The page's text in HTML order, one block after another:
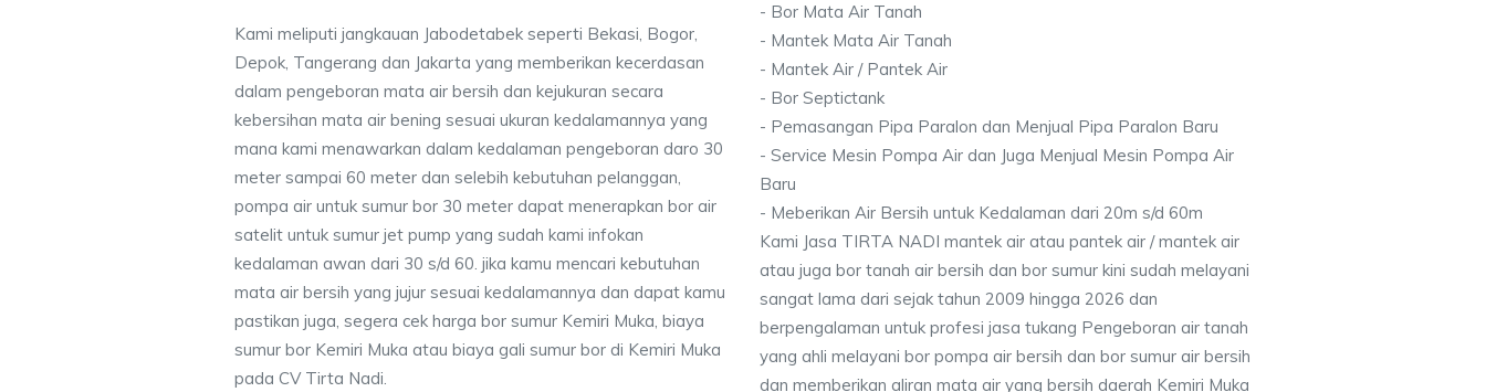
Kami meliputi jangkauan Jabodetabek seperti Bekasi, Bogor,
Depok, Tangerang dan Jakarta yang memberikan kecerdasan
dalam pengeboran mata air bersih dan kejukuran secara
kebersihan mata air bening sesuai ukuran kedalamannya yang
mana kami menawarkan dalam kedalaman pengeboran daro 30
meter sampai 60 meter dan selebih kebutuhan pelanggan,
pompa air untuk sumur bor 30 meter dapat menerapkan bor air
satelit untuk sumur jet pump yang sudah kami infokan
kedalaman awan dari 30 s/d 60. jika kamu mencari kebutuhan
mata air bersih yang jujur sesuai kedalamannya dan dapat kamu
pastikan juga, segera cek harga bor sumur Kemiri Muka, biaya
sumur bor Kemiri Muka atau biaya gali sumur bor di Kemiri Muka
pada CV Tirta Nadi.
- Bor Mata Air Tanah
- Mantek Mata Air Tanah
- Mantek Air / Pantek Air
- Bor Septictank
- Pemasangan Pipa Paralon dan Menjual Pipa Paralon Baru
- Service Mesin Pompa Air dan Juga Menjual Mesin Pompa Air
Baru
- Meberikan Air Bersih untuk Kedalaman dari 20m s/d 60m
Kami Jasa TIRTA NADI mantek air atau pantek air / mantek air
atau juga bor tanah air bersih dan bor sumur kini sudah melayani
sangat lama dari sejak tahun 2009 hingga 2026 dan
berpengalaman untuk profesi jasa tukang Pengeboran air tanah
yang ahli melayani bor pompa air bersih dan bor sumur air bersih
dan memberikan aliran mata air yang bersih daerah Kemiri Muka